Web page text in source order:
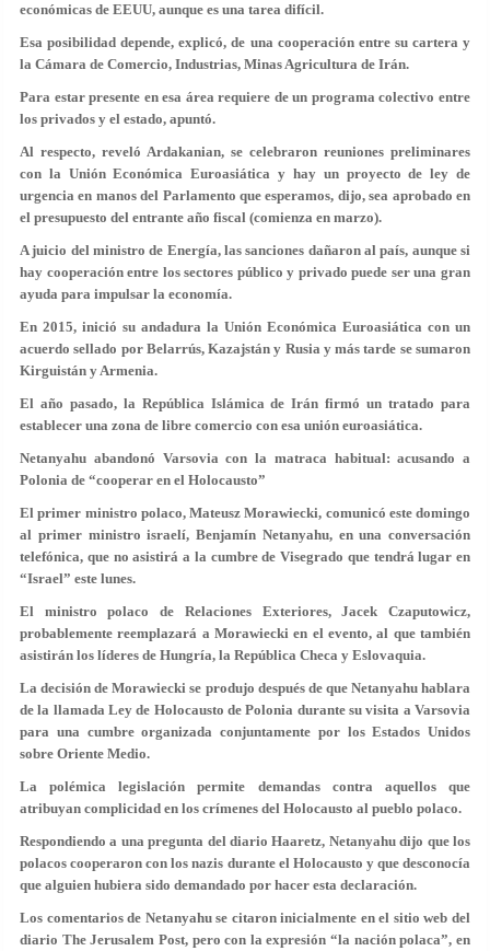
económicas de EEUU, aunque es una tarea difícil.
Esa posibilidad depende, explicó, de una cooperación entre su cartera y
la Cámara de Comercio, Industrias, Minas Agricultura de Irán.
Para estar presente en esa área requiere de un programa colectivo entre
los privados y el estado, apuntó.
Al respecto, reveló Ardakanian, se celebraron reuniones preliminares
con la Unión Económica Euroasiática y hay un proyecto de ley de
urgencia en manos del Parlamento que esperamos, dijo, sea aprobado en
el presupuesto del entrante año fiscal (comienza en marzo).
A juicio del ministro de Energía, las sanciones dañaron al país, aunque si
hay cooperación entre los sectores público y privado puede ser una gran
ayuda para impulsar la economía.
En 2015, inició su andadura la Unión Económica Euroasiática con un
acuerdo sellado por Belarrús, Kazajstán y Rusia y más tarde se sumaron
Kirguistán y Armenia.
El año pasado, la República Islámica de Irán firmó un tratado para
establecer una zona de libre comercio con esa unión euroasiática.
Netanyahu abandonó Varsovia con la matraca habitual: acusando a
Polonia de “cooperar en el Holocausto”
El primer ministro polaco, Mateusz Morawiecki, comunicó este domingo
al primer ministro israelí, Benjamín Netanyahu, en una conversación
telefónica, que no asistirá a la cumbre de Visegrado que tendrá lugar en
“Israel” este lunes.
El ministro polaco de Relaciones Exteriores, Jacek Czaputowicz,
probablemente reemplazará a Morawiecki en el evento, al que también
asistirán los líderes de Hungría, la República Checa y Eslovaquia.
La decisión de Morawiecki se produjo después de que Netanyahu hablara
de la llamada Ley de Holocausto de Polonia durante su visita a Varsovia
para una cumbre organizada conjuntamente por los Estados Unidos
sobre Oriente Medio.
La polémica legislación permite demandas contra aquellos que
atribuyan complicidad en los crímenes del Holocausto al pueblo polaco.
Respondiendo a una pregunta del diario Haaretz, Netanyahu dijo que los
polacos cooperaron con los nazis durante el Holocausto y que desconocía
que alguien hubiera sido demandado por hacer esta declaración.
Los comentarios de Netanyahu se citaron inicialmente en el sitio web del
diario The Jerusalem Post, pero con la expresión “la nación polaca”, en